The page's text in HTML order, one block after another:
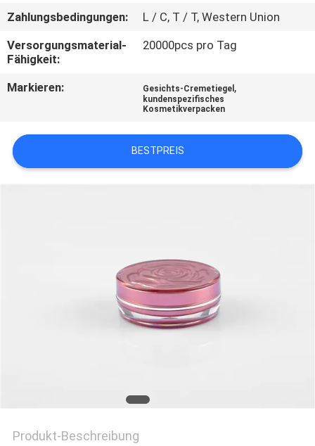
IN
VERBINDUNG
FORDERN
EIN
ZITAT
Zahlungsbedingungen:
L / C, T / T, Western Union
Versorgungsmaterial-
Fähigkeit:
20000pcs pro Tag
Markieren: Gesichts-Cremetiegel ,
kundenspezifisches
Kosmetikverpacken
BESTPREIS
Produkt-Beschreibung